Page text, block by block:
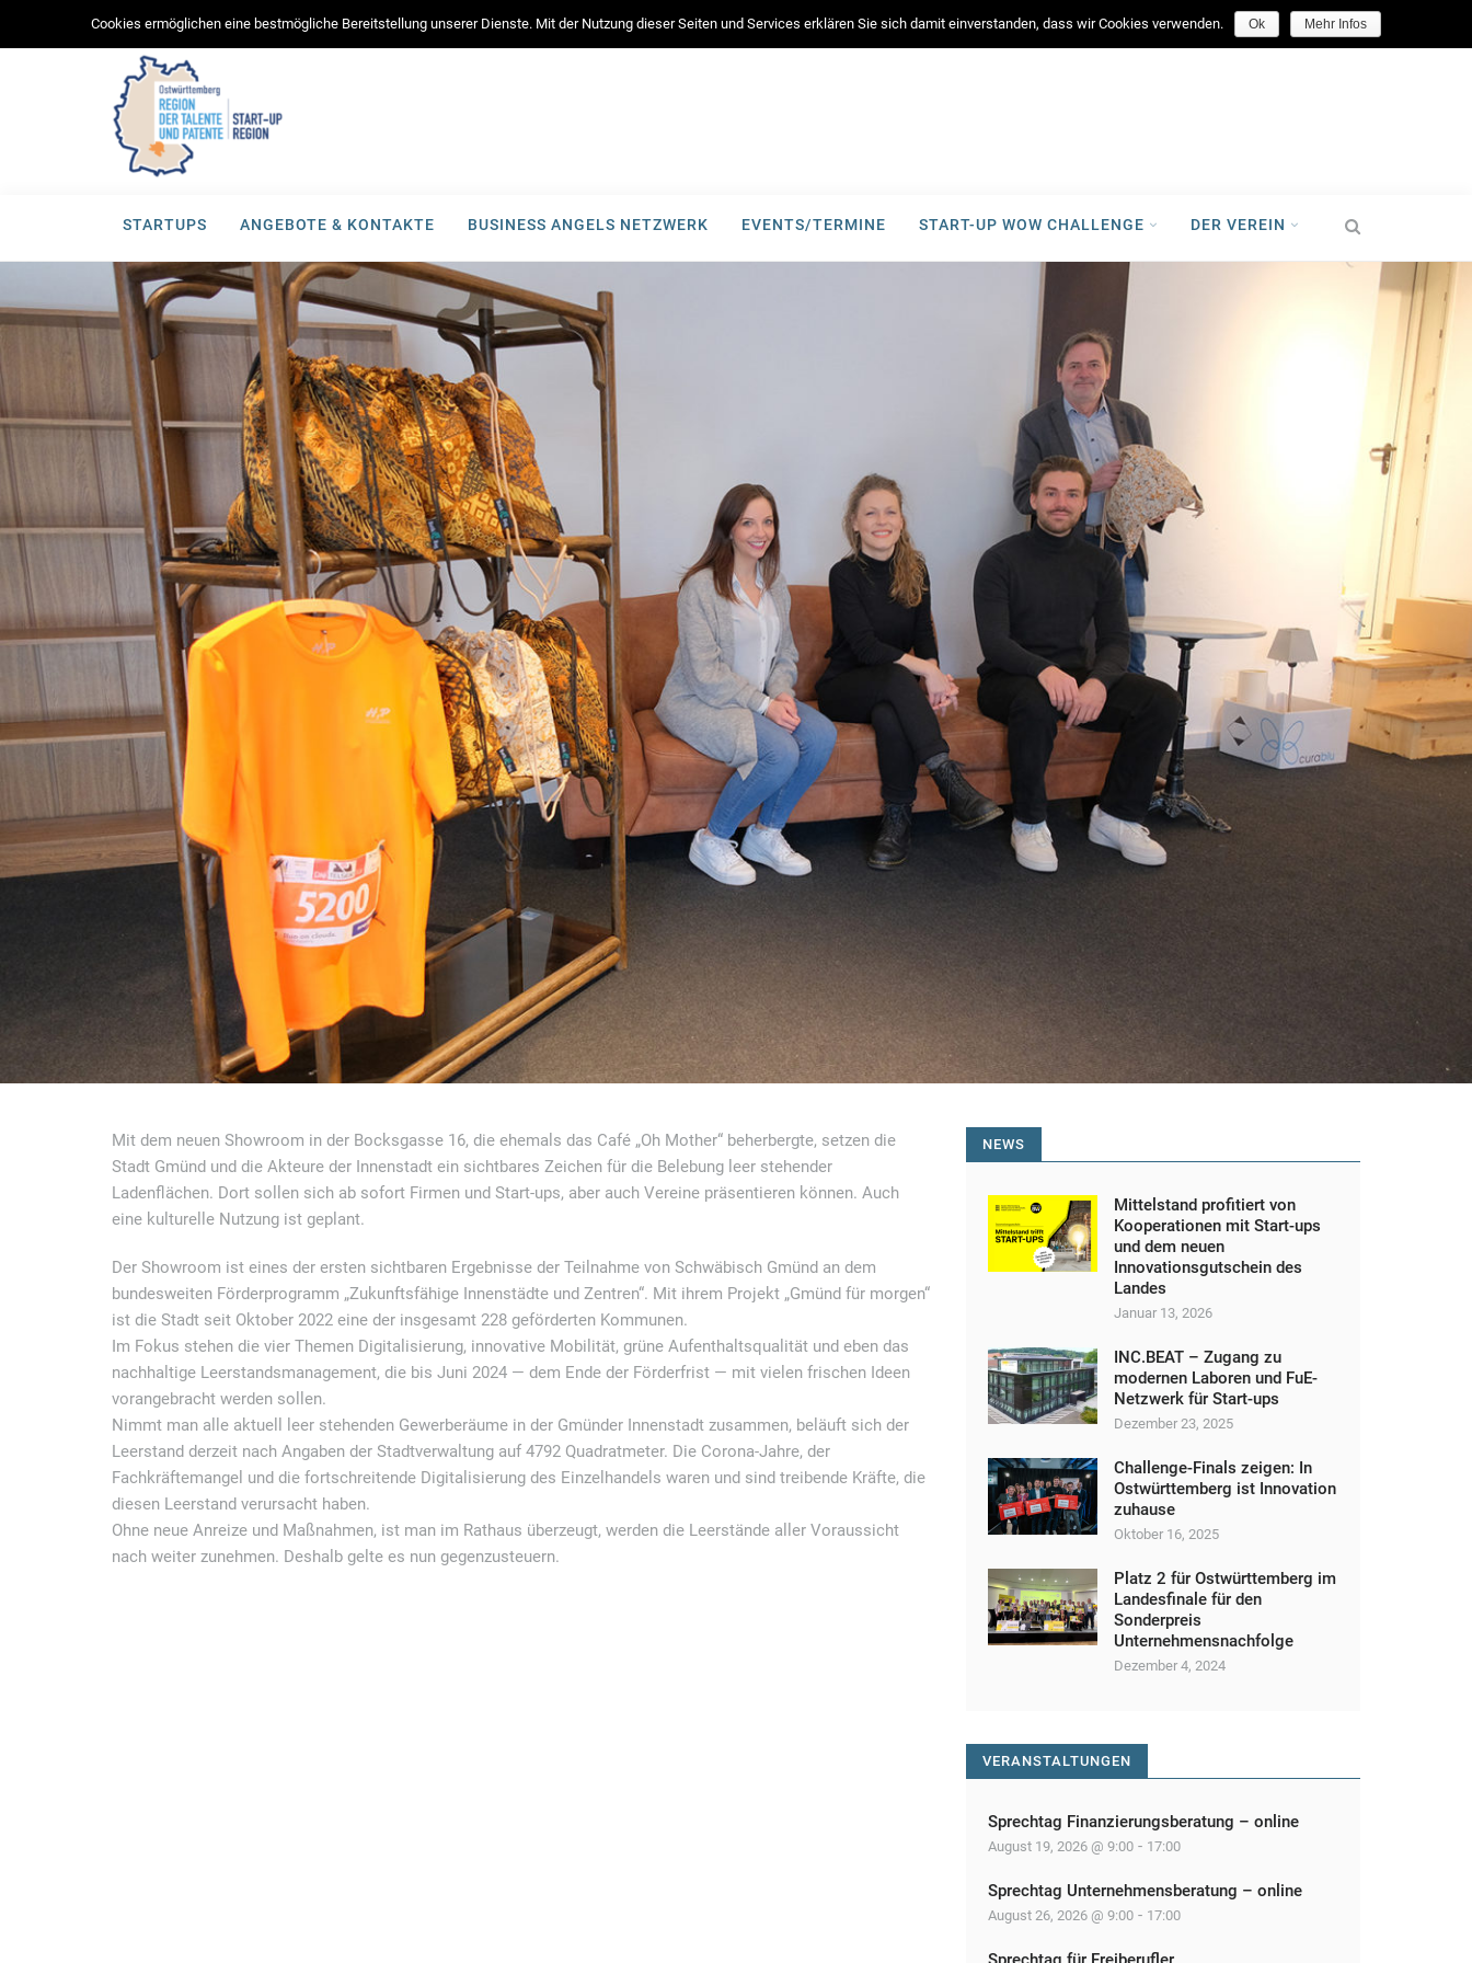
facebook
STARTUPS ANGEBOTE & KONTAKTE BUSINESS ANGELS NETZWERK EVENTS/TERMINE START-UP WOW CHALLENGE DER VEREIN
Mit dem neuen Showroom in der Bocksgasse 16, die ehemals das Café „Oh Mother“ beherbergte, setzen die
Stadt Gmünd und die Akteure der Innenstadt ein sichtbares Zeichen für die Belebung leer stehender
Ladenflächen. Dort sollen sich ab sofort Firmen und Start-​ups, aber auch Vereine präsentieren können. Auch
eine kulturelle Nutzung ist geplant.
Der Showroom ist eines der ersten sichtbaren Ergebnisse der Teilnahme von Schwäbisch Gmünd an dem
bundesweiten Förderprogramm „Zukunftsfähige Innenstädte und Zentren“. Mit ihrem Projekt „Gmünd für morgen“
ist die Stadt seit Oktober 2022 eine der insgesamt 228 geförderten Kommunen.
Im Fokus stehen die vier Themen Digitalisierung, innovative Mobilität, grüne Aufenthaltsqualität und eben das
nachhaltige Leerstandsmanagement, die bis Juni 2024 — dem Ende der Förderfrist — mit vielen frischen Ideen
vorangebracht werden sollen.
Nimmt man alle aktuell leer stehenden Gewerberäume in der Gmünder Innenstadt zusammen, beläuft sich der
Leerstand derzeit nach Angaben der Stadtverwaltung auf 4792 Quadratmeter. Die Corona-​Jahre, der
Fachkräftemangel und die fortschreitende Digitalisierung des Einzelhandels waren und sind treibende Kräfte, die
diesen Leerstand verursacht haben.
Ohne neue Anreize und Maßnahmen, ist man im Rathaus überzeugt, werden die Leerstände aller Voraussicht
nach weiter zunehmen. Deshalb gelte es nun gegenzusteuern.
NEWS
Mittelstand profitiert von
Kooperationen mit Start-ups
und dem neuen
Innovationsgutschein des
Landes
Januar 13, 2026
INC.BEAT – Zugang zu
modernen Laboren und FuE-
Netzwerk für Start-ups
Dezember 23, 2025
Challenge-Finals zeigen: In
Ostwürttemberg ist Innovation
zuhause
Oktober 16, 2025
Platz 2 für Ostwürttemberg im
Landesfinale für den
Sonderpreis
Unternehmensnachfolge
Dezember 4, 2024
VERANSTALTUNGEN
Sprechtag Finanzierungsberatung – online
August 19, 2026 @ 9:00 - 17:00
Sprechtag Unternehmensberatung – online
August 26, 2026 @ 9:00 - 17:00
Cookies ermöglichen eine bestmögliche Bereitstellung unserer Dienste. Mit der Nutzung dieser Seiten und Services erklären Sie sich damit einverstanden, dass wir Cookies verwenden. Ok Mehr Infos